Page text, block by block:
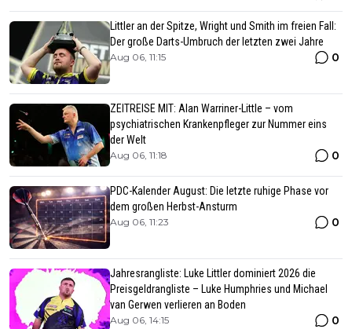
Littler an der Spitze, Wright und Smith im freien Fall:
Der große Darts-Umbruch der letzten zwei Jahre
Aug 06, 11:15 0
ZEITREISE MIT: Alan Warriner-Little – vom
psychiatrischen Krankenpfleger zur Nummer eins
der Welt
Aug 06, 11:18 0
PDC-Kalender August: Die letzte ruhige Phase vor
dem großen Herbst-Ansturm
Aug 06, 11:23 0
Jahresrangliste: Luke Littler dominiert 2026 die
Preisgeldrangliste – Luke Humphries und Michael
van Gerwen verlieren an Boden
Aug 06, 14:15 0